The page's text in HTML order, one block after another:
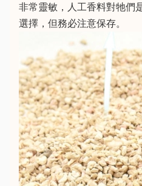
非常靈敏，人工香料對牠們
選擇，但務必注意保存。